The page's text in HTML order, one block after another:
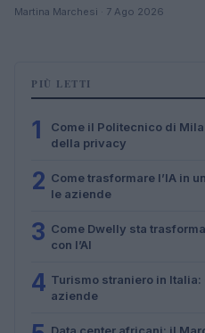
Martina Marchesi · 7 Ago 2026
PIÙ LETTI
1
Come il Politecnico di
della privacy
2 Come trasformare l’IA in
le aziende
3 Come Dwelly sta
con l’AI
4 Turismo straniero in
aziende